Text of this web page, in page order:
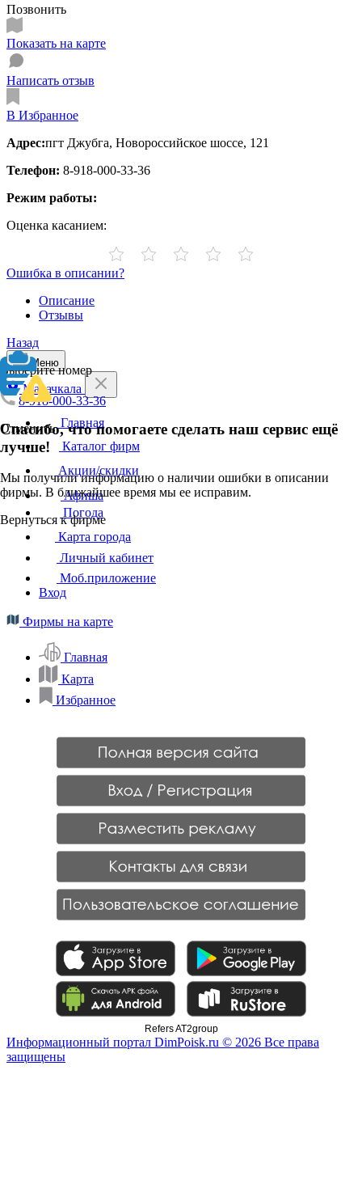
Позвонить
Показать на карте
Написать отзыв
В Избранное
Адрес:пгт Джубга, Новороссийское шоссе, 121
Телефон: 8-918-000-33-36
Режим работы:
Оценка касанием:
Ошибка в описании?
Описание
Отзывы
Назад
Выберите номер
8-918-000-33-36
Отменить
Спасибо, что помогаете сделать наш сервис ещё
лучше!
Мы получили информацию о наличии ошибки в описании
фирмы. В ближайшее время мы ее исправим.
Вернуться к фирме
Меню
Махачкала
Главная
Каталог фирм
Акции/скидки
Афиша
Погода
Карта города
Личный кабинет
Моб.приложение
Вход
Фирмы на карте
Главная
Карта
Избранное
Refers AT2group
Информационный портал DimPoisk.ru © 2026 Все права
защищены